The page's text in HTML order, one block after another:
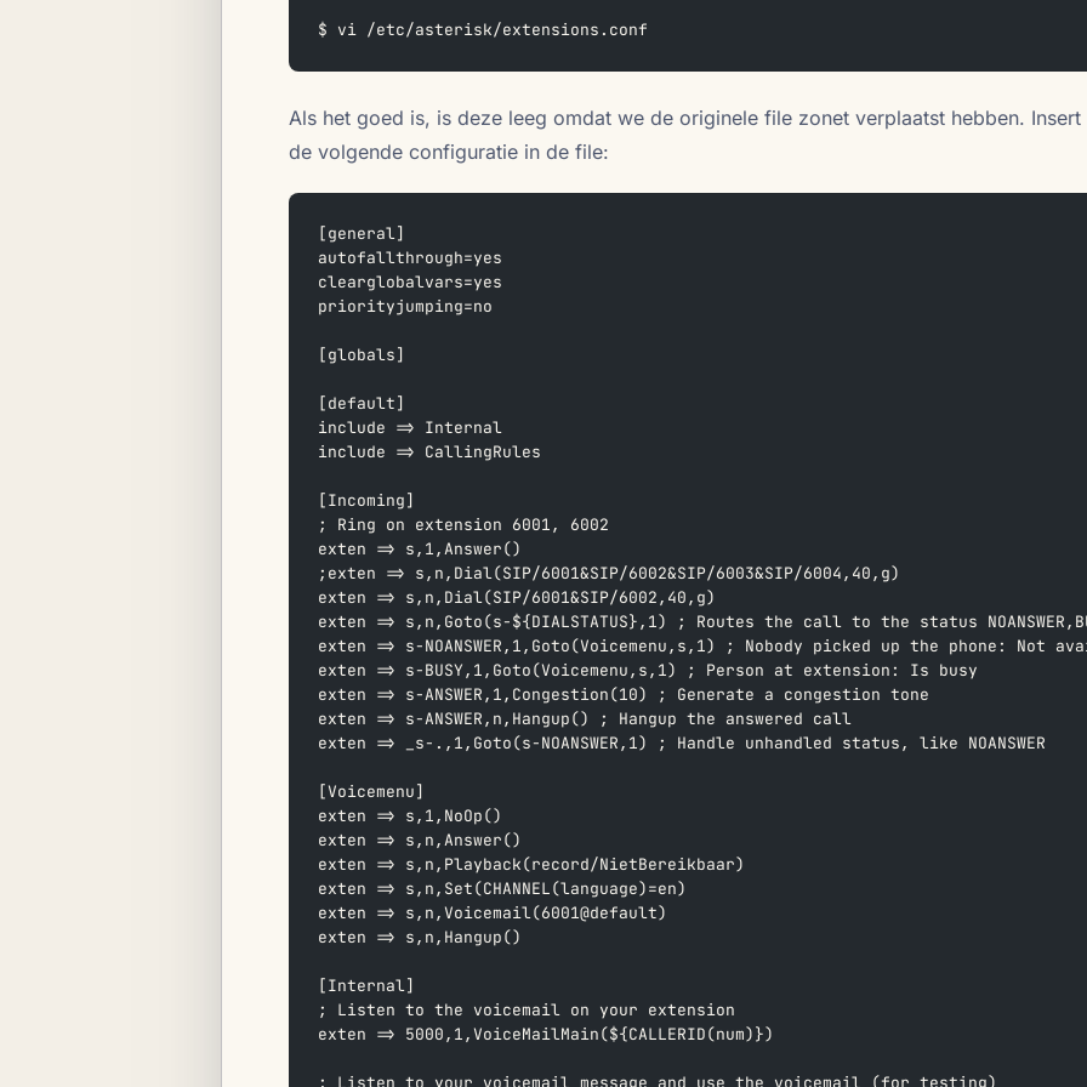
$ vi /etc/asterisk/extensions.conf
Als het goed is, is deze leeg omdat we de originele file zonet verplaatst hebben. Insert
de volgende configuratie in de file:
[general]
autofallthrough=yes
clearglobalvars=yes
priorityjumping=no
[globals]
[default]
include => Internal
include => CallingRules
[Incoming]
; Ring on extension 6001, 6002
exten => s,1,Answer()
;exten => s,n,Dial(SIP/6001&SIP/6002&SIP/6003&SIP/6004,40,g)
exten => s,n,Dial(SIP/6001&SIP/6002,40,g)
exten => s,n,Goto(s-${DIALSTATUS},1) ; Routes the call to the status
exten => s-NOANSWER,1,Goto(Voicemenu,s,1) ; Nobody picked up the phone: Not
exten => s-BUSY,1,Goto(Voicemenu,s,1) ; Person at extension: Is busy
exten => s-ANSWER,1,Congestion(10) ; Generate a congestion tone
exten => s-ANSWER,n,Hangup() ; Hangup the answered call
exten => _s-.,1,Goto(s-NOANSWER,1) ; Handle unhandled status, like NOANSWER
[Voicemenu]
exten => s,1,NoOp()
exten => s,n,Answer()
exten => s,n,Playback(record/NietBereikbaar)
exten => s,n,Set(CHANNEL(language)=en)
exten => s,n,Voicemail(6001@default)
exten => s,n,Hangup()
[Internal]
; Listen to the voicemail on your extension
exten => 5000,1,VoiceMailMain(${CALLERID(num)})
; Listen to your voicemail message and use the voicemail (for testing)